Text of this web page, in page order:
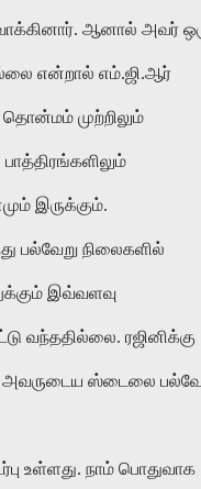
ஆனால் அவர்
என்றால் எம்.ஜி.ஆர்
முற்றிலும்
இருக்கும்.
பல்வேறு நிலைகளில்
இவ்வளவு
வந்ததில்லை. ரஜினிக்கு
அவருடைய ஸ்டைலை
உள்ளது. நாம் பொதுவாக